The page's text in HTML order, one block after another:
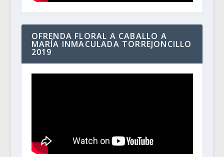
OFRENDA FLORAL A CABALLO A
MARÍA INMACULADA TORREJONCILLO
2019